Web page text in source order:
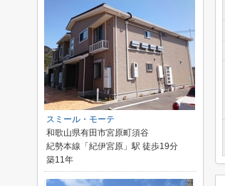
スミール・モーテ
和歌山県有田市宮原町須谷
紀勢本線「紀伊宮原」駅 徒歩19分
築11年